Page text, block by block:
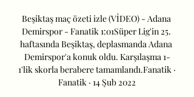
Beşiktaş maç özeti izle (VİDEO) - Adana
Demirspor - Fanatik 1:01Süper Lig'in 25.
haftasında Beşiktaş, deplasmanda Adana
Demirspor'a konuk oldu. Karşılaşma 1-
1'lik skorla berabere tamamlandı.Fanatik ·
Fanatik · 14 Şub 2022